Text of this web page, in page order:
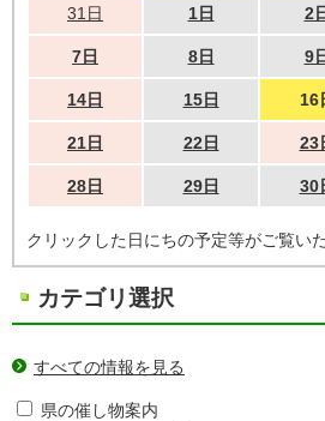
31日 1日 2
7日 8日 9
14日 15日 16
21日 22日 23
28日 29日 30
クリックした日にちの予定等がご覧い
カテゴリ選択
すべての情報を見る
県の催し物案内